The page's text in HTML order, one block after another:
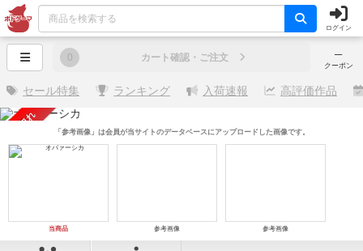
ログイン
─
クーポン
0 カート確認・ご注文
セール特集 ランキング 入荷速報 高評価作品
売り切れ
当商品 参考画像 参考画像
「参考画像」は会員が当サイトのデータベースにアップロードした画像です。